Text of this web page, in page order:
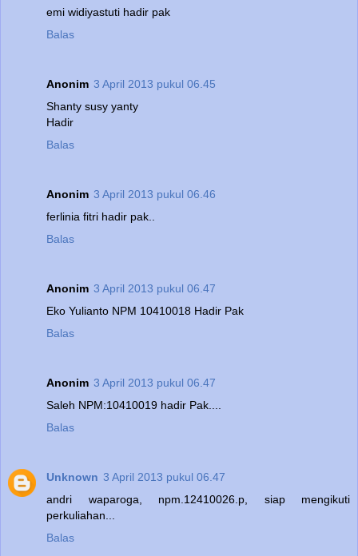
emi widiyastuti hadir pak
Balas
Anonim 3 April 2013 pukul 06.45
Shanty susy yanty
Hadir
Balas
Anonim 3 April 2013 pukul 06.46
ferlinia fitri hadir pak..
Balas
Anonim 3 April 2013 pukul 06.47
Eko Yulianto NPM 10410018 Hadir Pak
Balas
Anonim 3 April 2013 pukul 06.47
Saleh NPM:10410019 hadir Pak....
Balas
Unknown 3 April 2013 pukul 06.47
andri waparoga, npm.12410026.p, siap mengikuti
perkuliahan...
Balas